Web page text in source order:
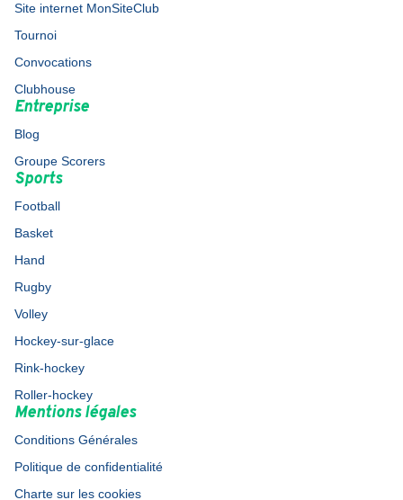
Site internet MonSiteClub
Tournoi
Convocations
Clubhouse
Entreprise
Blog
Groupe Scorers
Sports
Football
Basket
Hand
Rugby
Volley
Hockey-sur-glace
Rink-hockey
Roller-hockey
Mentions légales
Conditions Générales
Politique de confidentialité
Charte sur les cookies